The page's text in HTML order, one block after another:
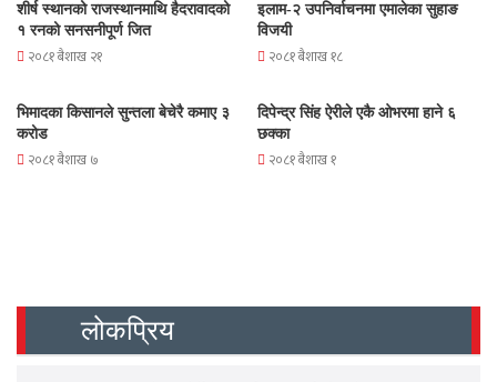
शीर्ष स्थानको राजस्थानमाथि हैदरावादको
१ रनको सनसनीपूर्ण जित
२०८१ बैशाख २१
इलाम-२ उपनिर्वाचनमा एमालेका सुहाङ
विजयी
२०८१ बैशाख १८
भिमादका किसानले सुन्तला बेचेरै कमाए ३
करोड
२०८१ बैशाख ७
दिपेन्द्र सिंह ऐरीले एकै ओभरमा हाने ६
छक्का
२०८१ बैशाख १
लोकप्रिय